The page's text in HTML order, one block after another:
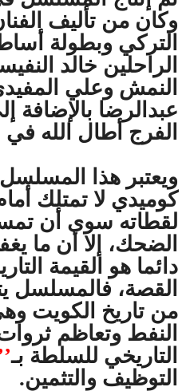
وكان من تأليف
التركي وبطولة
الراحلين خالد
النمش وعلي
عبدالرضا بالإضافة
الفرج أطال الله
ويعتبر هذا
كوميدي لا تمتلك
لقطاته سوى أن
الضحك، إلا أن ما
دائما هو القيمة
القصة، فالمسلسل
من تاريخ الكويت
النفط وتعاظم ثروات
التاريخي للسلطة بـ
التوظيف والتثمين.